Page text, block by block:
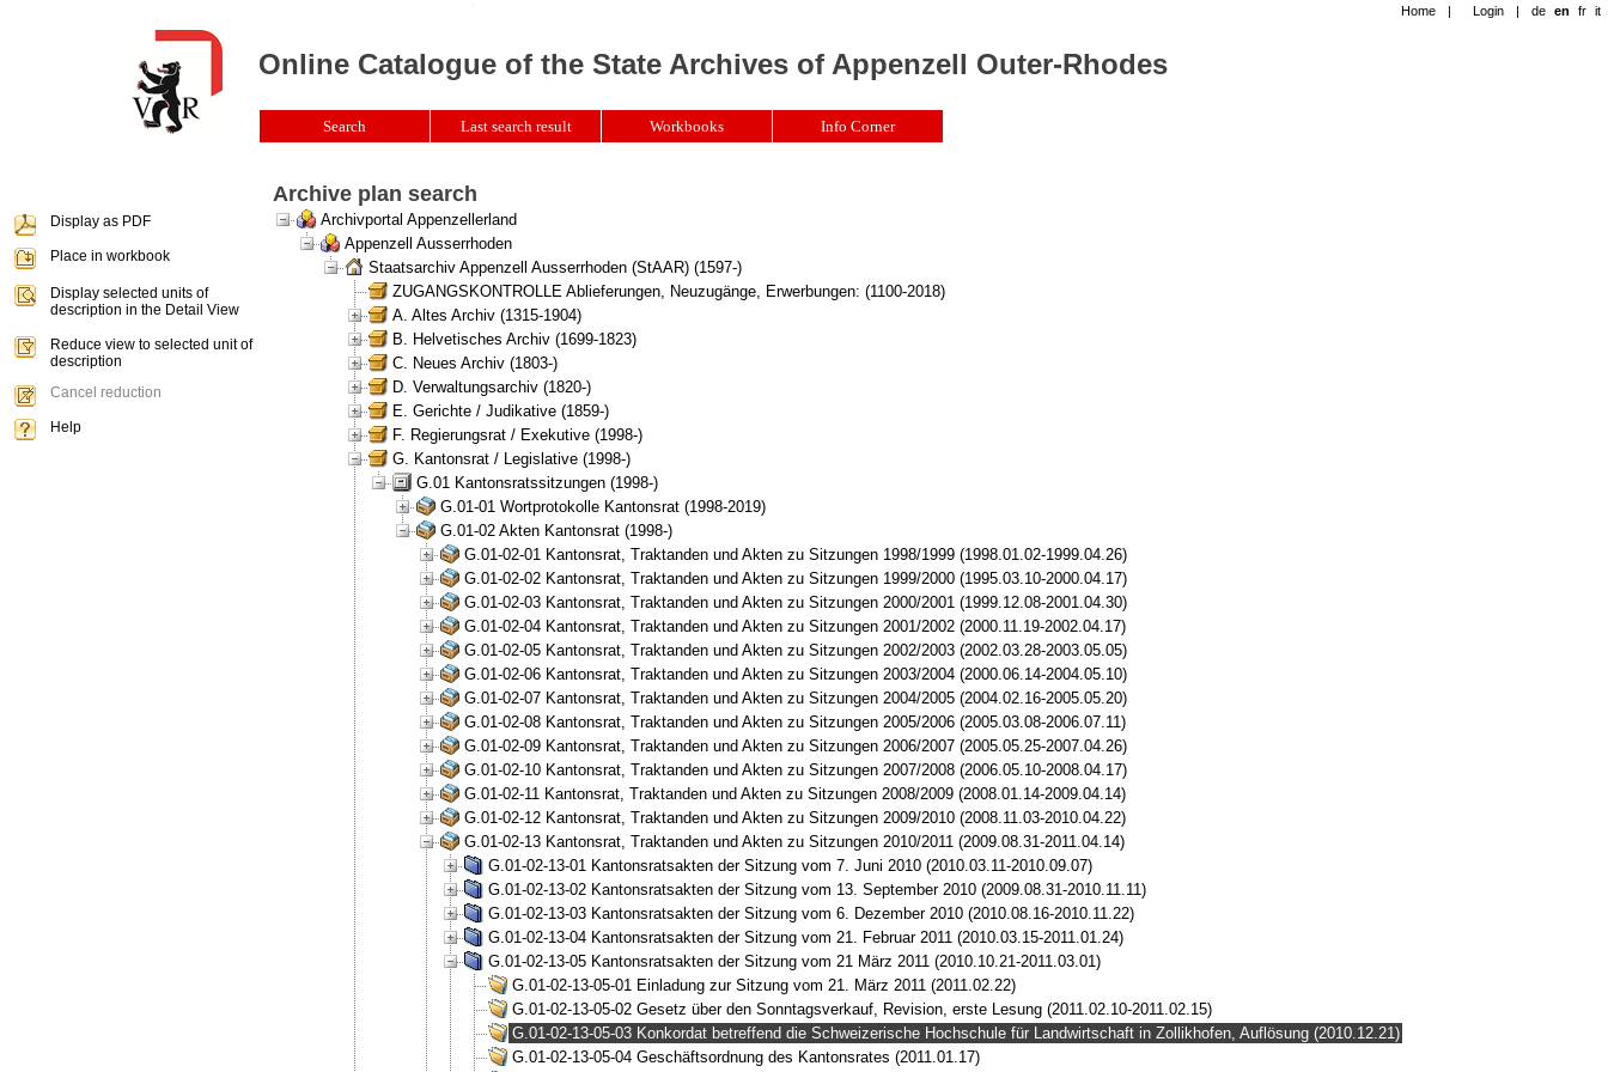
Archive plan search
Archivportal Appenzellerland
Appenzell Ausserrhoden
Staatsarchiv Appenzell Ausserrhoden (StAAR) (1597-)
ZUGANGSKONTROLLE Ablieferungen, Neuzugänge, Erwerbungen: (1100-2018)
A. Altes Archiv (1315-1904)
B. Helvetisches Archiv (1699-1823)
C. Neues Archiv (1803-)
D. Verwaltungsarchiv (1820-)
E. Gerichte / Judikative (1859-)
F. Regierungsrat / Exekutive (1998-)
G. Kantonsrat / Legislative (1998-)
G.01 Kantonsratssitzungen (1998-)
G.01-01 Wortprotokolle Kantonsrat (1998-2019)
G.01-02 Akten Kantonsrat (1998-)
G.01-02-01 Kantonsrat, Traktanden und Akten zu Sitzungen 1998/1999 (1998.01.02-1999.04.26)
G.01-02-02 Kantonsrat, Traktanden und Akten zu Sitzungen 1999/2000 (1995.03.10-2000.04.17)
G.01-02-03 Kantonsrat, Traktanden und Akten zu Sitzungen 2000/2001 (1999.12.08-2001.04.30)
G.01-02-04 Kantonsrat, Traktanden und Akten zu Sitzungen 2001/2002 (2000.11.19-2002.04.17)
G.01-02-05 Kantonsrat, Traktanden und Akten zu Sitzungen 2002/2003 (2002.03.28-2003.05.05)
G.01-02-06 Kantonsrat, Traktanden und Akten zu Sitzungen 2003/2004 (2000.06.14-2004.05.10)
G.01-02-07 Kantonsrat, Traktanden und Akten zu Sitzungen 2004/2005 (2004.02.16-2005.05.20)
G.01-02-08 Kantonsrat, Traktanden und Akten zu Sitzungen 2005/2006 (2005.03.08-2006.07.11)
G.01-02-09 Kantonsrat, Traktanden und Akten zu Sitzungen 2006/2007 (2005.05.25-2007.04.26)
G.01-02-10 Kantonsrat, Traktanden und Akten zu Sitzungen 2007/2008 (2006.05.10-2008.04.17)
G.01-02-11 Kantonsrat, Traktanden und Akten zu Sitzungen 2008/2009 (2008.01.14-2009.04.14)
G.01-02-12 Kantonsrat, Traktanden und Akten zu Sitzungen 2009/2010 (2008.11.03-2010.04.22)
G.01-02-13 Kantonsrat, Traktanden und Akten zu Sitzungen 2010/2011 (2009.08.31-2011.04.14)
G.01-02-13-01 Kantonsratsakten der Sitzung vom 7. Juni 2010 (2010.03.11-2010.09.07)
G.01-02-13-02 Kantonsratsakten der Sitzung vom 13. September 2010 (2009.08.31-2010.11.11)
G.01-02-13-03 Kantonsratsakten der Sitzung vom 6. Dezember 2010 (2010.08.16-2010.11.22)
G.01-02-13-04 Kantonsratsakten der Sitzung vom 21. Februar 2011 (2010.03.15-2011.01.24)
G.01-02-13-05 Kantonsratsakten der Sitzung vom 21 März 2011 (2010.10.21-2011.03.01)
G.01-02-13-05-01 Einladung zur Sitzung vom 21. März 2011 (2011.02.22)
G.01-02-13-05-02 Gesetz über den Sonntagsverkauf, Revision, erste Lesung (2011.02.10-2011.02.15)
G.01-02-13-05-03 Konkordat betreffend die Schweizerische Hochschule für Landwirtschaft in Zollikhofen, Auflösung (2010.12.21)
G.01-02-13-05-04 Geschäftsordnung des Kantonsrates (2011.01.17)
Home | Login | de en fr it
Online Catalogue of the State Archives of Appenzell Outer-Rhodes
Search Last search result Workbooks Info Corner
Display as PDF
Place in workbook
Display selected units of
description in the Detail View
Reduce view to selected unit of
description
Cancel reduction
Help